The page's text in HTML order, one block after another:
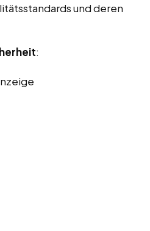
und deren
: